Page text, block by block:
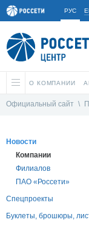
РУС
О КОМПАНИИ
Официальный сайт \
Новости
Компании
Филиалов
ПАО «Россети»
Спецпроекты
Буклеты, брошюры,